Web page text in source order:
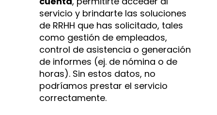
servicio y brindarte las soluciones
de RRHH que has solicitado, tales
como gestión de empleados,
control de asistencia o generación
de informes (ej. de nómina o de
horas). Sin estos datos, no
podríamos prestar el servicio
correctamente.